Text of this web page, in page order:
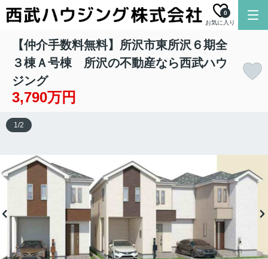
お気に入り
0
【仲介手数料無料】所沢市東所沢６期全
３棟Ａ号棟 所沢の不動産なら西武ハウ
ジング
3,790万円
1/2